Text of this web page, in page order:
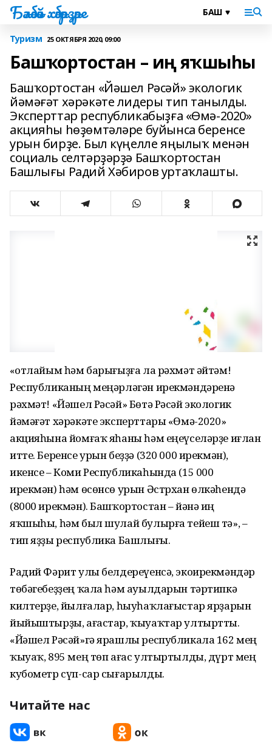
Бәләбәй хәбәрҙәре
Туризм 25 ОКТЯБРЯ 2020, 09:00
Башҡортостан – иң яҡшыһы
Башҡортостан «Йәшел Рәсәй» экологик
йәмәғәт хәрәкәте лидеры тип танылды.
Эксперттар республикабыҙға «Өмә-2020»
акцияһы һөҙөмтәләре буйынса беренсе
урын бирҙе. Был күңелле яңылыҡ менән
социаль селтәрҙәрҙә Башҡортостан
Башлығы Радий Хәбиров уртаҡлашты.
«Ҡотлайым һәм барығыҙға ла рәхмәт әйтәм!
Республиканың меңәрләгән ирекмәндәренә
рәхмәт! «Йәшел Рәсәй» Бөтә Рәсәй экологик
йәмәғәт хәрәкәте эксперттары «Өмә-2020»
акцияһына йомғаҡ яһаны һәм еңеүселәрҙе иғлан
итте. Беренсе урын беҙҙә (320 000 ирекмән),
икенсе – Коми Республикаһында (15 000
ирекмән) һәм өсөнсө урын Әстрхан өлкәһендә
(8000 ирекмән). Башҡортостан – йәнә иң
яҡшыһы, һәм был шулай булырға тейеш тә», –
тип яҙҙы республика Башлығы.
Радий Фәрит улы белдереүенсә, экоирекмәндәр
төбәгебеҙҙең ҡала һәм ауылдарын тәртипкә
килтерҙе, йылғалар, һыуһаҡлағыстар ярҙарын
йыйыштырҙы, ағастар, ҡыуаҡтар ултыртты.
«Йәшел Рәсәй»гә ярашлы республикала 162 мең
ҡыуаҡ, 895 мең төп ағас ултыртылды, дүрт мең
кубометр сүп-сар сығарылды.
Читайте нас